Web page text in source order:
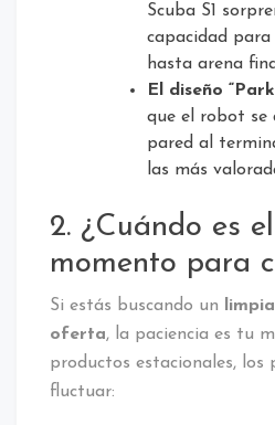
Scuba S1
capacidad para
hasta arena
El diseño
que el robot se
pared al
las más
2. ¿Cuándo es
momento para
Si estás buscando un
oferta, la paciencia es tu
productos estacionales, los
fluctuar: